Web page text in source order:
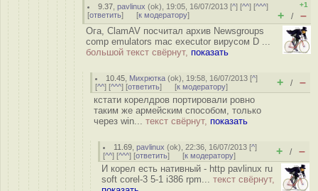
9.37 ,pavlinux (ok), 19:05, 16/07/2013 [^] [^^] [^^^]
[ответить] [к модератору]
+1
+ / –
Ога, ClamAV посчитал архив Newsgroups
comp emulators mac executor вирусом D ...
большой текст свёрнут, показать
10.45 Михрютка (ok), 19:58, 16/07/2013 [^]
[^^] [^^^] [ответить] [к модератору] + / –
кстати корелдров портировали ровно
таким же армейским способом, только
через win... текст свёрнут, показать
11.69 ,pavlinux (ok), 22:36, 16/07/2013 [^]
[^^] [^^^] [ответить] [к модератору] + / –
И корел есть нативный - http pavlinux ru
soft corel-3 5-1 i386 rpm... текст свёрнут,